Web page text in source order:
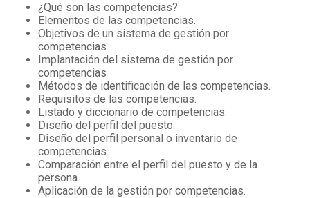
¿Qué son las competencias?
Elementos de las competencias.
Objetivos de un sistema de gestión por
competencias
Implantación del sistema de gestión por
competencias
Métodos de identificación de las competencias.
Requisitos de las competencias.
Listado y diccionario de competencias.
Diseño del perfil del puesto.
Diseño del perfil personal o inventario de
competencias.
Comparación entre el perfil del puesto y de la
persona.
Aplicación de la gestión por competencias.